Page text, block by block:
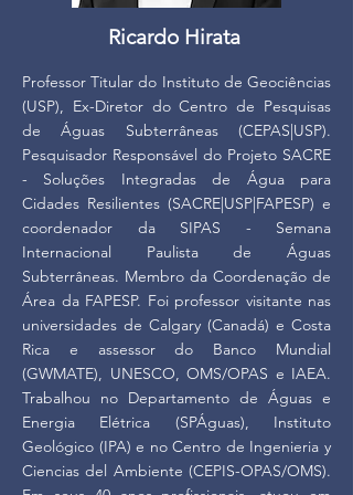
Ricardo Hirata
Professor Titular do Instituto de Geociências
(USP), Ex-Diretor do Centro de Pesquisas
de Águas Subterrâneas (CEPAS|USP).
Pesquisador Responsável do Projeto SACRE
- Soluções Integradas de Água para
Cidades Resilientes (SACRE|USP|FAPESP) e
coordenador da SIPAS - Semana
Internacional Paulista de Águas
Subterrâneas. Membro da Coordenação de
Área da FAPESP. Foi professor visitante nas
universidades de Calgary (Canadá) e Costa
Rica e assessor do Banco Mundial
(GWMATE), UNESCO, OMS/OPAS e IAEA.
Trabalhou no Departamento de Águas e
Energia Elétrica (SPÁguas), Instituto
Geológico (IPA) e no Centro de Ingenieria y
Ciencias del Ambiente (CEPIS-OPAS/OMS).